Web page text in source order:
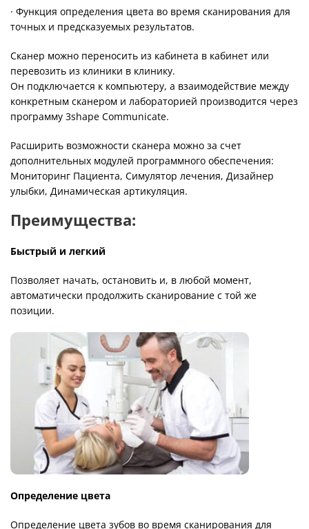
· Функция определения цвета во время сканирования для
точных и предсказуемых результатов.
Сканер можно переносить из кабинета в кабинет или
перевозить из клиники в клинику.
Он подключается к компьютеру, а взаимодействие между
конкретным сканером и лабораторией производится через
программу 3shape Communicate.
Расширить возможности сканера можно за счет
дополнительных модулей программного обеспечения:
Мониторинг Пациента, Симулятор лечения, Дизайнер
улыбки, Динамическая артикуляция.
Преимущества:
Быстрый и легкий
Позволяет начать, остановить и, в любой момент,
автоматически продолжить сканирование с той же
позиции.
Определение цвета
Определение цвета зубов во время сканирования для